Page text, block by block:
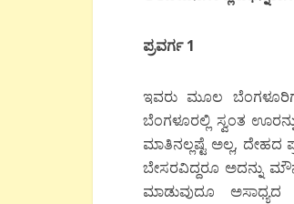
ಪ್ರವರ್ಗ 1
ಇವರು ಮೂಲ
ಬೆಂಗಳೂರಲ್ಲಿ ಸ್ವಂತ
ಮಾತಿನಲ್ಲಷ್ಟೆ ಅಲ್ಲ, ದೇಹದ
ಬೇಸರವಿದ್ದರೂ ಅದನ್ನು
ಮಾಡುವುದೂ ಅಸಾಧ್ಯದ